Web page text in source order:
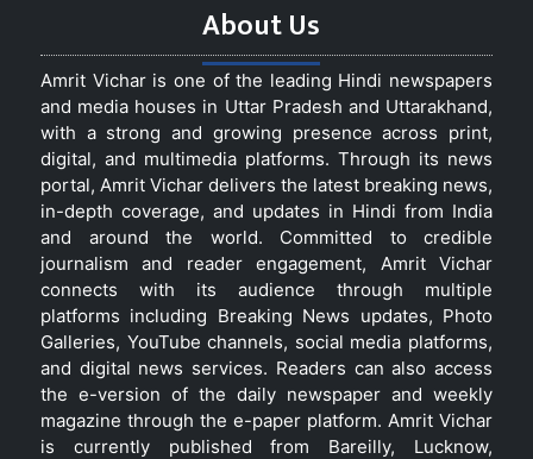
About Us
Amrit Vichar is one of the leading Hindi newspapers
and media houses in Uttar Pradesh and Uttarakhand,
with a strong and growing presence across print,
digital, and multimedia platforms. Through its news
portal, Amrit Vichar delivers the latest breaking news,
in-depth coverage, and updates in Hindi from India
and around the world. Committed to credible
journalism and reader engagement, Amrit Vichar
connects with its audience through multiple
platforms including Breaking News updates, Photo
Galleries, YouTube channels, social media platforms,
and digital news services. Readers can also access
the e-version of the daily newspaper and weekly
magazine through the e-paper platform. Amrit Vichar
is currently published from Bareilly, Lucknow,